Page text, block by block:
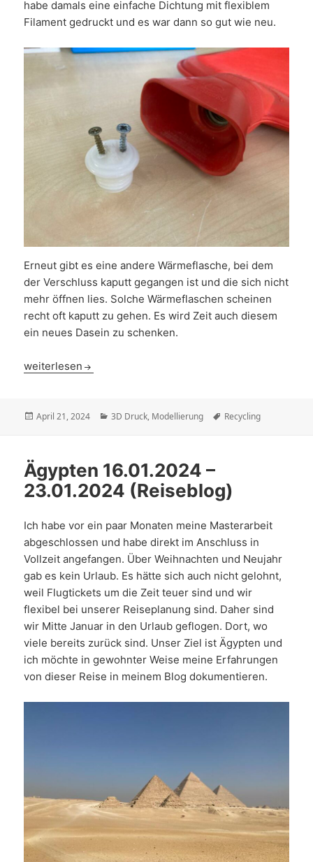
habe damals eine einfache Dichtung mit flexiblem
Filament gedruckt und es war dann so gut wie neu.
Erneut gibt es eine andere Wärmeflasche, bei dem
der Verschluss kaputt gegangen ist und die sich nicht
mehr öffnen lies. Solche Wärmeflaschen scheinen
recht oft kaputt zu gehen. Es wird Zeit auch diesem
ein neues Dasein zu schenken.
Recycling: Wärmeflasche
weiterlesen
Veröffentlicht
April 21, 2024 Kategorien
3D Druck, Modellierung Schlagwörter
Recycling
Ägypten 16.01.2024 –
23.01.2024 (Reiseblog)
Ich habe vor ein paar Monaten meine Masterarbeit
abgeschlossen und habe direkt im Anschluss in
Vollzeit angefangen. Über Weihnachten und Neujahr
gab es kein Urlaub. Es hätte sich auch nicht gelohnt,
weil Flugtickets um die Zeit teuer sind und wir
flexibel bei unserer Reiseplanung sind. Daher sind
wir Mitte Januar in den Urlaub geflogen. Dort, wo
viele bereits zurück sind. Unser Ziel ist Ägypten und
ich möchte in gewohnter Weise meine Erfahrungen
von dieser Reise in meinem Blog dokumentieren.